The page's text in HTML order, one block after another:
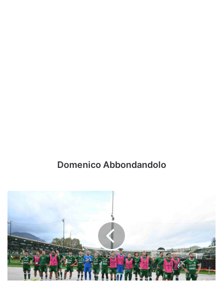
Domenico Abbondandolo
convocati
di
Biancolino:
si
rivede
Rigione